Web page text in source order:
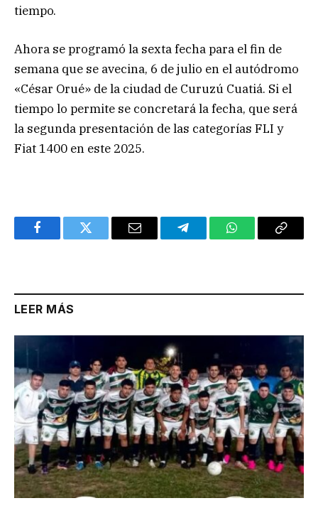
tiempo.
Ahora se programó la sexta fecha para el fin de
semana que se avecina, 6 de julio en el autódromo
«César Orué» de la ciudad de Curuzú Cuatiá. Si el
tiempo lo permite se concretará la fecha, que será
la segunda presentación de las categorías FLI y
Fiat 1400 en este 2025.
FacebookTwitter Email TelegramWhatsAppCopy
LEER MÁS